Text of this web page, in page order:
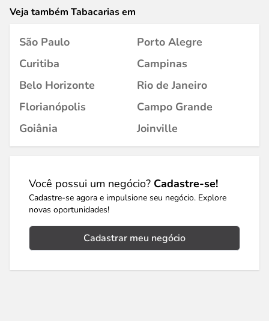
Veja também Tabacarias em
São Paulo
Porto Alegre
Curitiba
Campinas
Belo Horizonte
Rio de Janeiro
Florianópolis
Campo Grande
Goiânia
Joinville
Você possui um negócio? Cadastre-se!
Cadastre-se agora e impulsione seu negócio. Explore
novas oportunidades!
Cadastrar meu negócio